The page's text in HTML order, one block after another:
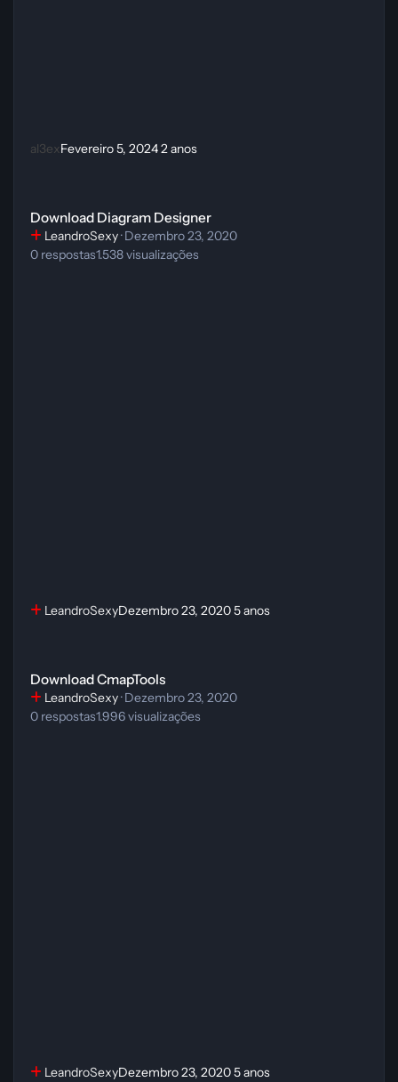
al3exFevereiro 5, 20242 anos
Download Diagram Designer
LeandroSexy·Dezembro 23, 2020
0 respostas1.538visualizações
LeandroSexyDezembro 23, 20205 anos
Download CmapTools
LeandroSexy·Dezembro 23, 2020
0 respostas1.996visualizações
LeandroSexyDezembro 23, 20205 anos